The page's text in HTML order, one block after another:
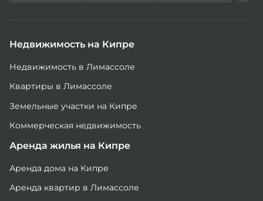
Недвижимость на Кипре
Недвижимость в Лимассоле
Квартиры в Лимассоле
Земельные участки на Кипре
Коммерческая недвижимость
Аренда жилья на Кипре
Аренда дома на Кипре
Аренда квартир в Лимассоле